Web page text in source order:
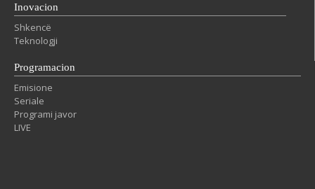
Inovacion
Shkencë
Teknologji
Programacion
Emisione
Seriale
Programi javor
LIVE